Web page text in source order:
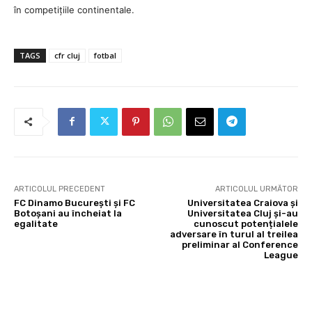
în competițiile continentale.
TAGS cfr cluj fotbal
ARTICOLUL PRECEDENT
FC Dinamo București și FC
Botoșani au încheiat la
egalitate
ARTICOLUL URMĂTOR
Universitatea Craiova și
Universitatea Cluj și-au
cunoscut potențialele
adversare în turul al treilea
preliminar al Conference
League